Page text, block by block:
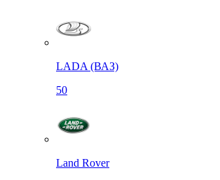
LADA (ВАЗ)
50
Land Rover